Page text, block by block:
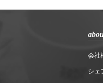
会社
シェ